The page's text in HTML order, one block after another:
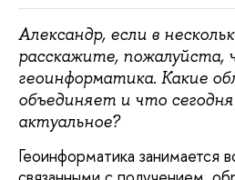
Александр, если в
расскажите, пожалуйста,
геоинформатика. Какие
объединяет и что сегодня
актуальное?
Геоинформатика занимается